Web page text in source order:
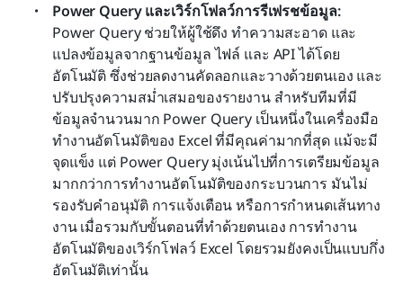
Power Query และเวิร์กโฟลว์การรีเฟรชข้อมูล:
Power Query ช่วยให้ผู้ใช้ดึง ทำความสะอาด และ
แปลงข้อมูลจากฐานข้อมูล ไฟล์ และ API ได้โดย
อัตโนมัติ ซึ่งช่วยลดงานคัดลอกและวางด้วยตนเอง และ
ปรับปรุงความสม่ำเสมอของรายงาน สำหรับทีมที่มี
ข้อมูลจำนวนมาก Power Query เป็นหนึ่งในเครื่องมือ
ทำงานอัตโนมัติของ Excel ที่มีคุณค่ามากที่สุด แม้จะมี
จุดแข็ง แต่ Power Query มุ่งเน้นไปที่การเตรียมข้อมูล
มากกว่าการทำงานอัตโนมัติของกระบวนการ มันไม่
รองรับคำอนุมัติ การแจ้งเตือน หรือการกำหนดเส้นทาง
งาน เมื่อรวมกับขั้นตอนที่ทำด้วยตนเอง การทำงาน
อัตโนมัติของเวิร์กโฟลว์ Excel โดยรวมยังคงเป็นแบบกึ่ง
อัตโนมัติเท่านั้น